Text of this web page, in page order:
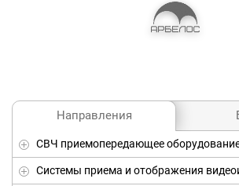
Направления
СВЧ приемопередающее
Системы приема и отображения